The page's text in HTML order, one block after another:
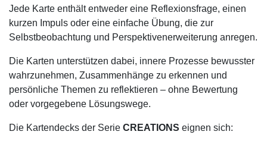
Jede Karte enthält entweder eine Reflexionsfrage, einen
kurzen Impuls oder eine einfache Übung, die zur
Selbstbeobachtung und Perspektivenerweiterung anregen.
Die Karten unterstützen dabei, innere Prozesse bewusster
wahrzunehmen, Zusammenhänge zu erkennen und
persönliche Themen zu reflektieren – ohne Bewertung
oder vorgegebene Lösungswege.
Die Kartendecks der Serie CREATIONS eignen sich: